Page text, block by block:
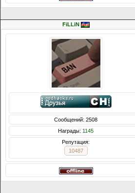
FiLLiN
Сообщений: 2508
Награды: 1145
Репутация:
10487